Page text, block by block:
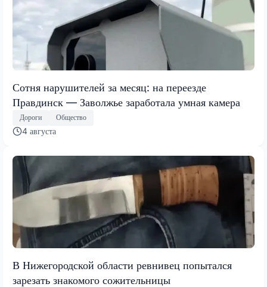
Сотня нарушителей за месяц: на переезде
Правдинск — Заволжье заработала умная камера
Дороги Общество
4 августа
В Нижегородской области ревнивец попытался
зарезать знакомого сожительницы